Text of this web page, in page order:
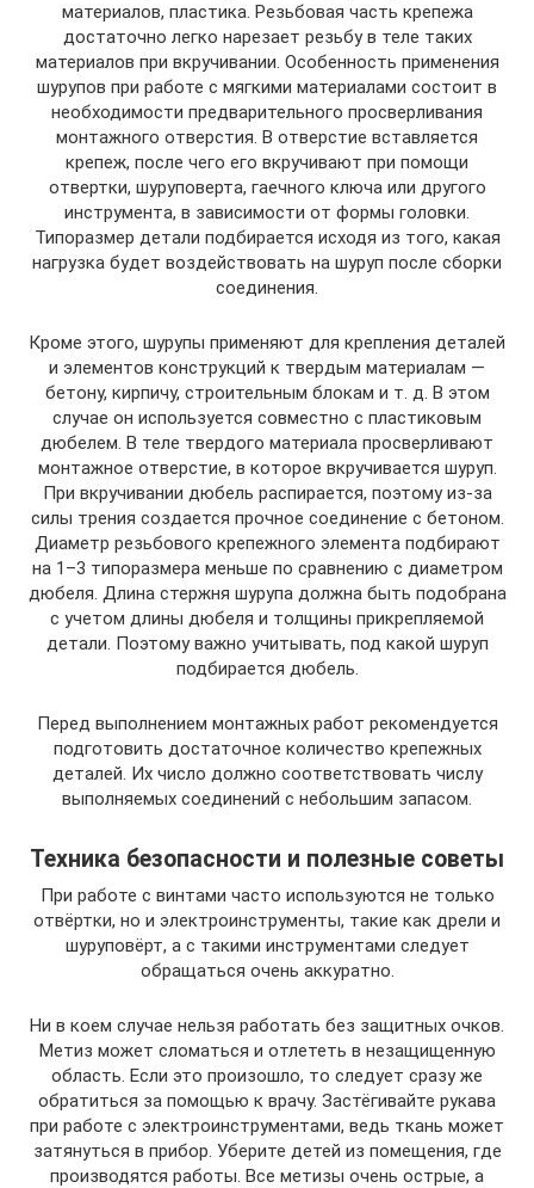
материалов, пластика. Резьбовая часть крепежа
достаточно легко нарезает резьбу в теле таких
материалов при вкручивании. Особенность применения
шурупов при работе с мягкими материалами состоит в
необходимости предварительного просверливания
монтажного отверстия. В отверстие вставляется
крепеж, после чего его вкручивают при помощи
отвертки, шуруповерта, гаечного ключа или другого
инструмента, в зависимости от формы головки.
Типоразмер детали подбирается исходя из того, какая
нагрузка будет воздействовать на шуруп после сборки
соединения.
Кроме этого, шурупы применяют для крепления деталей
и элементов конструкций к твердым материалам —
бетону, кирпичу, строительным блокам и т. д. В этом
случае он используется совместно с пластиковым
дюбелем. В теле твердого материала просверливают
монтажное отверстие, в которое вкручивается шуруп.
При вкручивании дюбель распирается, поэтому из-за
силы трения создается прочное соединение с бетоном.
Диаметр резьбового крепежного элемента подбирают
на 1–3 типоразмера меньше по сравнению с диаметром
дюбеля. Длина стержня шурупа должна быть подобрана
с учетом длины дюбеля и толщины прикрепляемой
детали. Поэтому важно учитывать, под какой шуруп
подбирается дюбель.
Перед выполнением монтажных работ рекомендуется
подготовить достаточное количество крепежных
деталей. Их число должно соответствовать числу
выполняемых соединений с небольшим запасом.
Техника безопасности и полезные советы
При работе с винтами часто используются не только
отвёртки, но и электроинструменты, такие как дрели и
шуруповёрт, а с такими инструментами следует
обращаться очень аккуратно.
Ни в коем случае нельзя работать без защитных очков.
Метиз может сломаться и отлететь в незащищенную
область. Если это произошло, то следует сразу же
обратиться за помощью к врачу. Застёгивайте рукава
при работе с электроинструментами, ведь ткань может
затянуться в прибор. Уберите детей из помещения, где
производятся работы. Все метизы очень острые, а